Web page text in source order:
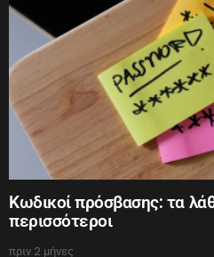
Κωδικοί πρόσβασης: τα
περισσότεροι
πριν 2 μήνες